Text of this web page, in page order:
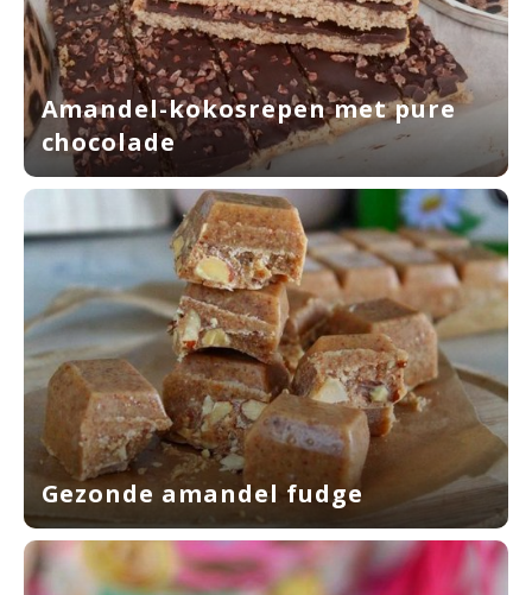
Amandel-kokosrepen met pure
chocolade
Gezonde amandel fudge